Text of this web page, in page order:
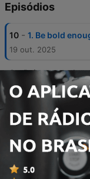
Episódios
10 - 1. Be bold
19 out. 2025
9 - Being an
06 set. 2025
8 - My glow up
02 set. 2025
7 - How I
30 ago. 2025